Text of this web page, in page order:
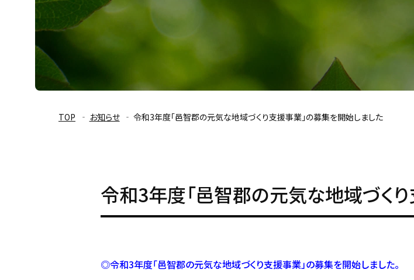
TOP お知らせ 令和3年度「邑智郡の元気な地域づくり支援事業」の募集を開始しました
令和3年度「邑智郡の元気な地域づく
◎令和3年度「邑智郡の元気な地域づくり支援事業」の募集を開始しました。